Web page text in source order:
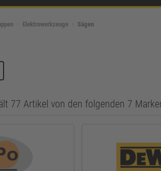
Elektrowerkzeuge Sägen
77 Artikel von den folgenden 7